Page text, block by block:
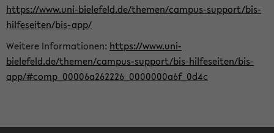
https://www.uni-bielefeld.de/themen/campus-support/bis-
hilfeseiten/bis-app/
Weitere Informationen: https://www.uni-
bielefeld.de/themen/campus-support/bis-hilfeseiten/bis-
app/#comp_00006a262226_0000000a6f_0d4c